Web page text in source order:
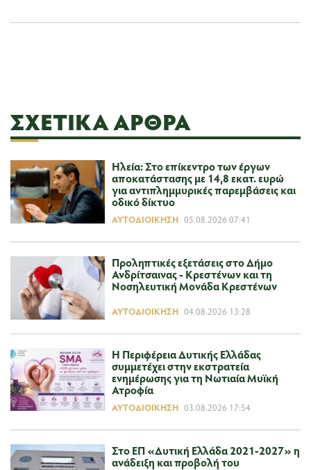
ΣΧΕΤΙΚΆ ΆΡΘΡΑ
Ηλεία: Στο επίκεντρο των έργων
αποκατάστασης με 14,8 εκατ. ευρώ
για αντιπλημμυρικές παρεμβάσεις και
οδικό δίκτυο
ΑΥΤΟΔΙΟΊΚΗΣΗ 05.08.2026 07:41
Προληπτικές εξετάσεις στο Δήμο
Ανδρίτσαινας - Κρεστένων και τη
Νοσηλευτική Μονάδα Κρεστένων
ΑΥΤΟΔΙΟΊΚΗΣΗ 04.08.2026 13:28
Η Περιφέρεια Δυτικής Ελλάδας
συμμετέχει στην εκστρατεία
ενημέρωσης για τη Νωτιαία Μυϊκή
Ατροφία
ΑΥΤΟΔΙΟΊΚΗΣΗ 03.08.2026 17:54
Στο ΕΠ «Δυτική Ελλάδα 2021-2027» η
ανάδειξη και προβολή του